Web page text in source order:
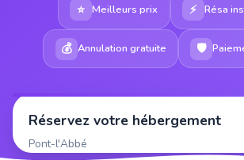
⭐ Meilleurs prix ⚡ Résa
💰 Annulation gratuite 🛡
Réservez votre hébergement
Pont-l'Abbé